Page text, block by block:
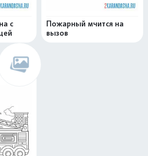
с
Пожарный мчится на
вызов